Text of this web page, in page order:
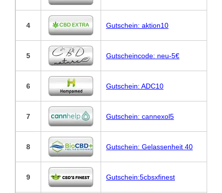
4 Gutschein: aktion10
5 Gutscheincode: neu-5€
6 Gutschein: ADC10
7 Gutschein: cannexol5
8 Gutschein: Gelassenheit 40
9 Gutschein:5cbsxfinest